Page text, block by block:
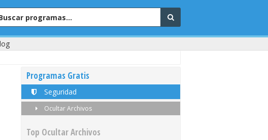
Programas Gratis
Seguridad
Ocultar Archivos
Top Ocultar Archivos